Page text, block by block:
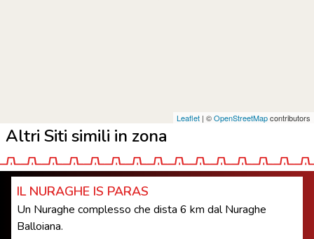
Leaflet | ©OpenStreetMapcontributors
Altri Siti simili in zona
IL NURAGHE IS PARAS
Un Nuraghe complesso che dista 6 km dal Nuraghe
Balloiana.